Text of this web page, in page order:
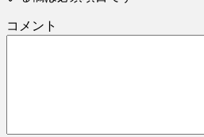
コメント